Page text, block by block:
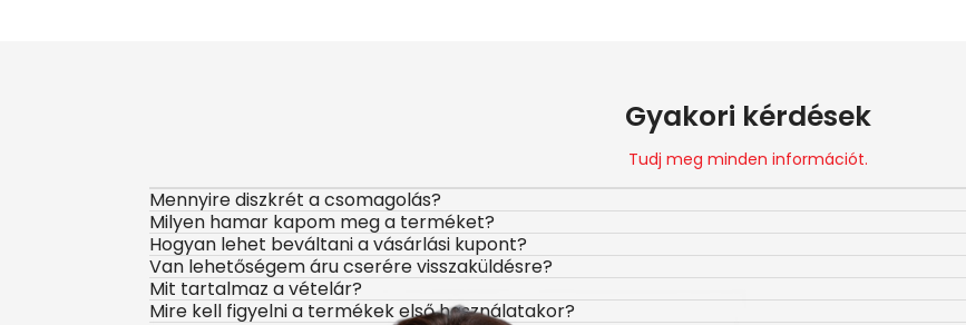
Gyakori kérdések
Tudj meg minden információt.
Mennyire diszkrét a csomagolás?
Milyen hamar kapom meg a terméket?
Hogyan lehet beváltani a vásárlási kupont?
Van lehetőségem áru cserére visszaküldésre?
Mit tartalmaz a vételár?
Mire kell figyelni a termékek első használatakor?